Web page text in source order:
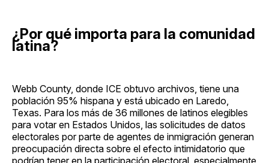
¿Por qué importa para la comunidad
latina?
Webb County, donde ICE obtuvo archivos, tiene una
población 95% hispana y está ubicado en Laredo,
Texas. Para los más de 36 millones de latinos elegibles
para votar en Estados Unidos, las solicitudes de datos
electorales por parte de agentes de inmigración generan
preocupación directa sobre el efecto intimidatorio que